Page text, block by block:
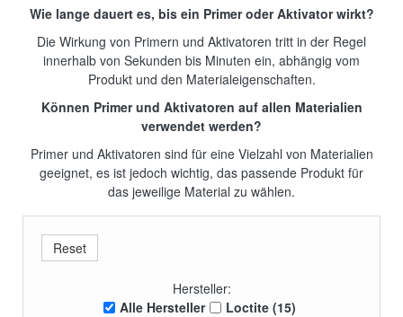
Wie lange dauert es, bis ein Primer oder Aktivator wirkt?
Die Wirkung von Primern und Aktivatoren tritt in der Regel
innerhalb von Sekunden bis Minuten ein, abhängig vom
Produkt und den Materialeigenschaften.
Können Primer und Aktivatoren auf allen Materialien
verwendet werden?
Primer und Aktivatoren sind für eine Vielzahl von Materialien
geeignet, es ist jedoch wichtig, das passende Produkt für
das jeweilige Material zu wählen.
Hersteller:
Alle Hersteller
Loctite (15)